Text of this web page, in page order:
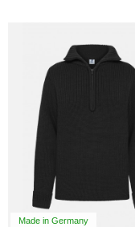
Made in Germany